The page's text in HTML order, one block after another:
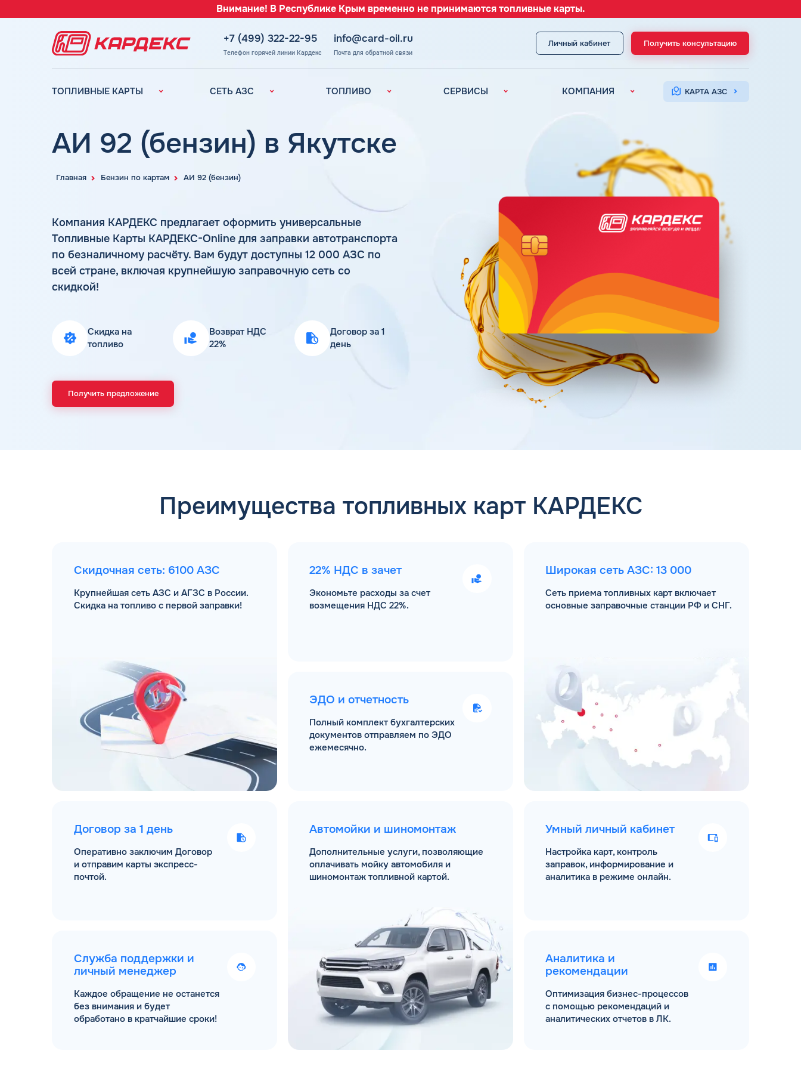
Внимание! В Республике Крым временно не принимаются топливные карты.
+7 (499) 322-22-95
Телефон горячей линии Кардекс
info@card-oil.ru
Почта для обратной связи
Личный кабинет Получить консультацию
ТОПЛИВНЫЕ КАРТЫ
Преимущества
Индивидуальный
Аdblue
Вопросы и Ответы
СЕТЬ АЗС
АЗС Газпромнефть
АЗС Тебойл
АЗС
Сургутнефтегаз
АЗС
Нефтьмагистраль
ТОПЛИВО
Бензин
Дизельное
Топливные бренды
Наши города
Калькулятор
расхода топлива
Статьи
СЕРВИСЫ
Умный Личный
окончании баланса
Поддержка
КОМПАНИЯ КАРТА АЗС
Главная Бензин по картам АИ 92 (бензин)
АИ 92 (бензин) в Якутске
Компания КАРДЕКС предлагает оформить универсальные
Топливные Карты КАРДЕКС-Online для заправки автотранспорта
по безналичному расчёту. Вам будут доступны 12 000 АЗС по
всей стране, включая крупнейшую заправочную сеть со
скидкой!
Скидка на
топливо
Возврат НДС
22%
Договор за 1
день
Получить предложение
Преимущества топливных карт КАРДЕКС
Скидочная сеть: 6100 АЗС
Крупнейшая сеть АЗС и АГЗС в России.
Скидка на топливо с первой заправки!
Договор за 1 день
Оперативно заключим Договор
и отправим карты экспресс-
почтой.
Служба поддержки и
личный менеджер
Каждое обращение не останется
без внимания и будет
обработано в кратчайшие сроки!
22% НДС в зачет
Экономьте расходы за счет
возмещения НДС 22%.
ЭДО и отчетность
Полный комплект бухгалтерских
документов отправляем по ЭДО
ежемесячно.
Автомойки и шиномонтаж
Дополнительные услуги, позволяющие
оплачивать мойку автомобиля и
шиномонтаж топливной картой.
Широкая сеть АЗС: 13 000
Сеть приема топливных карт включает
основные заправочные станции РФ и СНГ.
Умный личный кабинет
Настройка карт, контроль
заправок, информирование и
аналитика в режиме онлайн.
Аналитика и
рекомендации
Оптимизация бизнес-процессов
с помощью рекомендаций и
аналитических отчетов в ЛК.